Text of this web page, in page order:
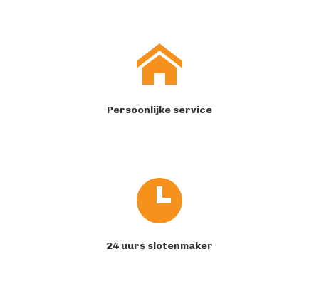
Persoonlijke service
24 uurs slotenmaker